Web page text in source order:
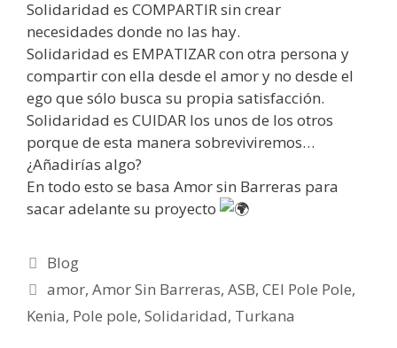
Solidaridad es COMPARTIR sin crear
necesidades donde no las hay.
Solidaridad es EMPATIZAR con otra persona y
compartir con ella desde el amor y no desde el
ego que sólo busca su propia satisfacción.
Solidaridad es CUIDAR los unos de los otros
porque de esta manera sobreviviremos…
¿Añadirías algo?
En todo esto se basa Amor sin Barreras para
sacar adelante su proyecto
Blog
amor,Amor Sin Barreras,ASB,CEI Pole Pole,
Kenia, Pole pole, Solidaridad, Turkana